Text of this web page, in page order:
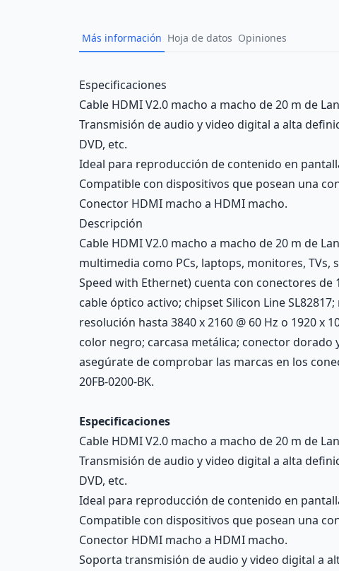
Más información Hoja de datos Opiniones
Description
Especificaciones
Cable HDMI V2.0 macho a macho de 20 m de
Transmisión de audio y video digital a alta
DVD, etc.
Ideal para reproducción de contenido en
Compatible con dispositivos que posean una
Conector HDMI macho a HDMI macho.
Descripción
Cable HDMI V2.0 macho a macho de 20 m de
multimedia como PCs, laptops, monitores, TVs,
Speed with Ethernet) cuenta con conectores
cable óptico activo; chipset Silicon Line
resolución hasta 3840 x 2160 @ 60 Hz o 1920 x
color negro; carcasa metálica; conector dorado
asegúrate de comprobar las marcas en los
20FB-0200-BK.
Especificaciones
Cable HDMI V2.0 macho a macho de 20 m de
Transmisión de audio y video digital a alta
DVD, etc.
Ideal para reproducción de contenido en
Compatible con dispositivos que posean una
Conector HDMI macho a HDMI macho.
Soporta transmisión de audio y video digital a